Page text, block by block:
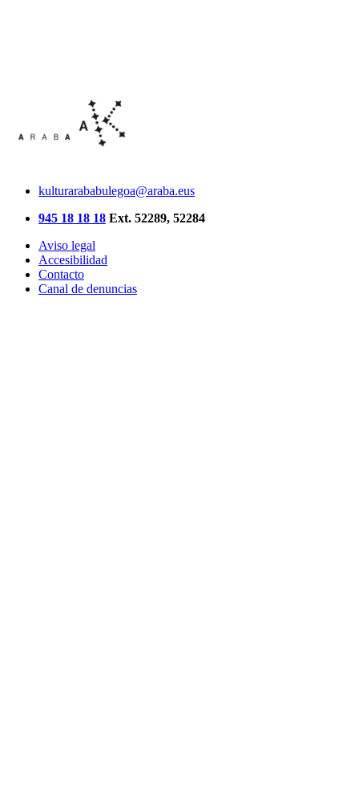
kulturarababulegoa@araba.eus
945 18 18 18 Ext. 52289, 52284
Aviso legal
Accesibilidad
Contacto
Canal de denuncias